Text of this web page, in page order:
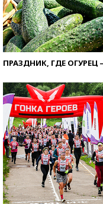
ПРАЗДНИК, ГДЕ